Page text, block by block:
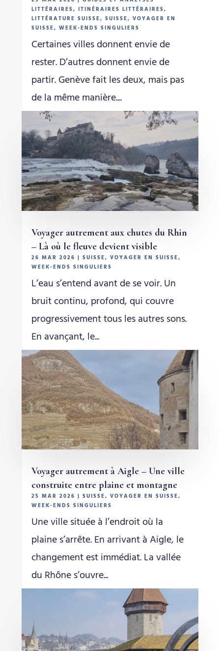
LITTÉRAIRES, ITINÉRAIRES LITTÉRAIRES,
LITTÉRATURE SUISSE, SUISSE, VOYAGER EN
SUISSE, WEEK-ENDS SINGULIERS
Certaines villes donnent envie de
rester. D’autres donnent envie de
partir. Genève fait les deux, mais pas
de la même manière....
Voyager autrement aux chutes du Rhin
– Là où le fleuve devient visible
26 MAR 2026 | SUISSE, VOYAGER EN SUISSE,
WEEK-ENDS SINGULIERS
L’eau s’entend avant de se voir. Un
bruit continu, profond, qui couvre
progressivement tous les autres sons.
En avançant, le...
Voyager autrement à Aigle – Une ville
construite entre plaine et montagne
25 MAR 2026 | SUISSE, VOYAGER EN SUISSE,
WEEK-ENDS SINGULIERS
Une ville située à l’endroit où la
plaine s’arrête. En arrivant à Aigle, le
changement est immédiat. La vallée
du Rhône s’ouvre...